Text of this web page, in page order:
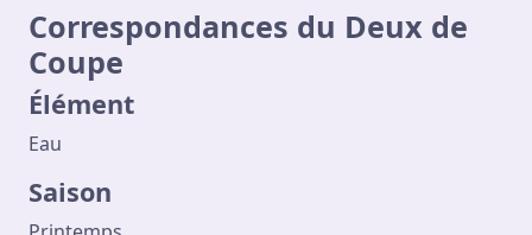
Correspondances du Deux de
Coupe
Élément
Eau
Saison